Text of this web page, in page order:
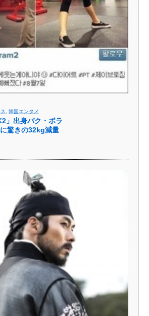
韓国エンタメ
」出身パク・ボラ
驚きの32kg減量